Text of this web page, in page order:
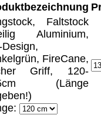
Faltstock
Aluminium,
Design,
FireCane,
Griff, 120-
(Länge